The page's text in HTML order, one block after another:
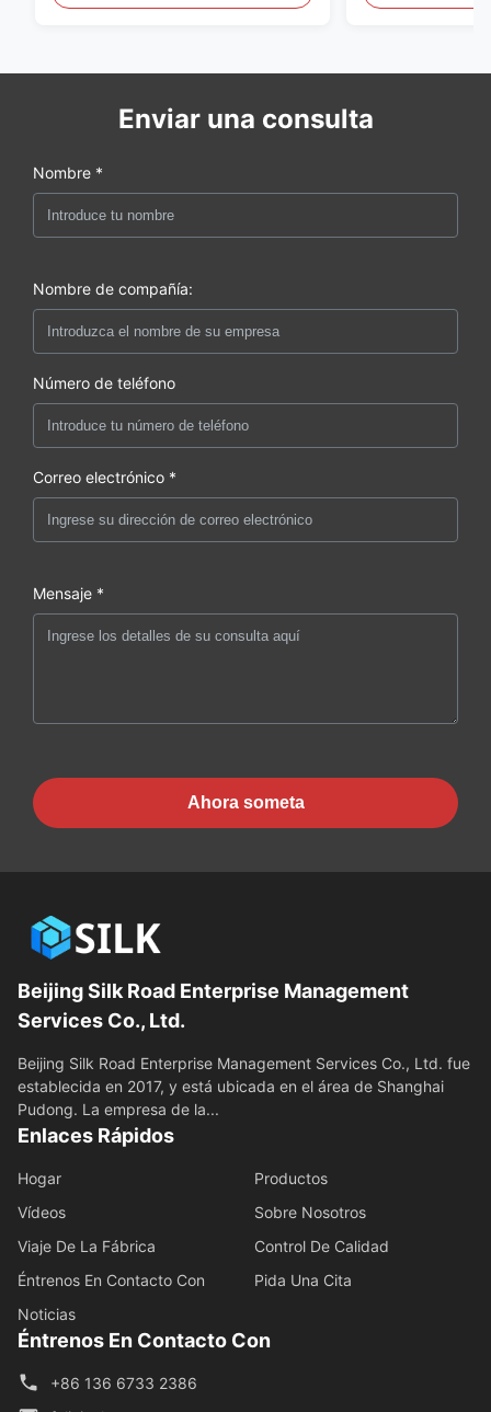
Enviar una consulta
Nombre *
Nombre de compañía:
Número de teléfono
Correo electrónico *
Mensaje *
Ahora someta
Beijing Silk Road Enterprise Management
Services Co., Ltd.
Beijing Silk Road Enterprise Management Services Co., Ltd. fue
establecida en 2017, y está ubicada en el área de Shanghai
Pudong. La empresa de la...
Enlaces Rápidos
Hogar
Productos
Vídeos
Sobre Nosotros
Viaje De La Fábrica
Control De Calidad
Éntrenos En Contacto Con
Pida Una Cita
Noticias
Éntrenos En Contacto Con
+86 136 6733 2386